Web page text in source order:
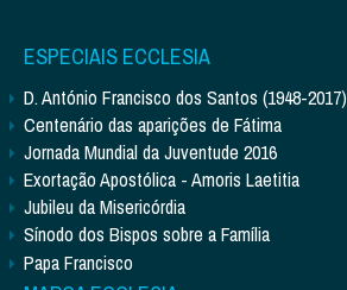
ESPECIAIS ECCLESIA
D. António Francisco dos Santos (1948-2017)
Centenário das aparições de Fátima
Jornada Mundial da Juventude 2016
Exortação Apostólica - Amoris Laetitia
Jubileu da Misericórdia
Sínodo dos Bispos sobre a Família
Papa Francisco